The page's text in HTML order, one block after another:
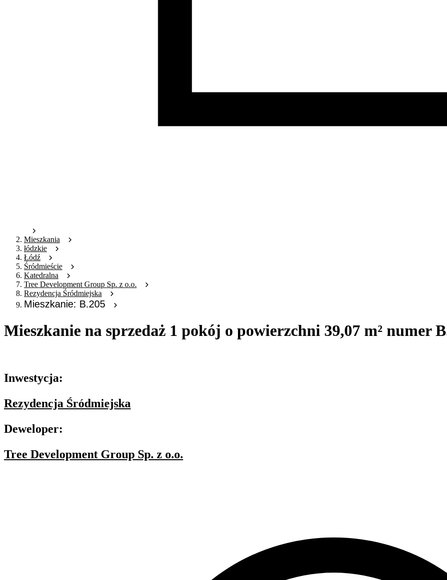
Mieszkania
łódzkie
Łódź
Śródmieście
Katedralna
Tree Development Group Sp. z o.o.
Rezydencja Śródmiejska
Mieszkanie: B.205
Mieszkanie na sprzedaż 1 pokój o powierzchni 39,07 m² numer
Inwestycja:
Rezydencja Śródmiejska
Deweloper:
Tree Development Group Sp. z o.o.